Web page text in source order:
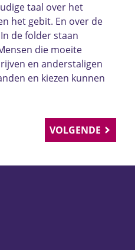
taal over het
het gebit. En over de
de folder staan
die moeite
en anderstaligen
en kiezen kunnen
VOLGENDE